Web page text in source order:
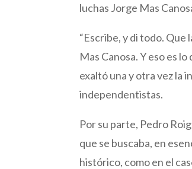
luchas Jorge Mas
“Escribe, y di todo. Que
Mas Canosa. Y eso es
exaltó una y otra vez la
independentistas.
Por su parte, Pedro
que se buscaba, en
histórico, como en el